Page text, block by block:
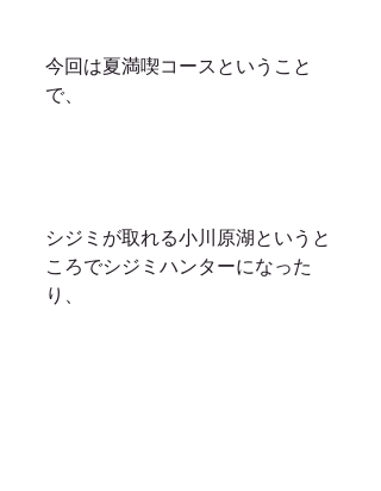
今回は夏満喫コースということ
で、
シジミが取れる小川原湖というと
ころでシジミハンターになった
り、